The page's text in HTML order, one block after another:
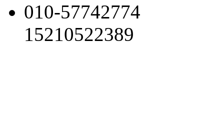
010-57742774
15210522389